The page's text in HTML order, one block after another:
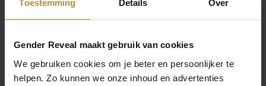
Toestemming Details Over
Gender Reveal maakt gebruik van cookies
We gebruiken cookies om je beter en persoonlijker te
helpen. Zo kunnen we onze inhoud en advertenties
12 × 6 cm